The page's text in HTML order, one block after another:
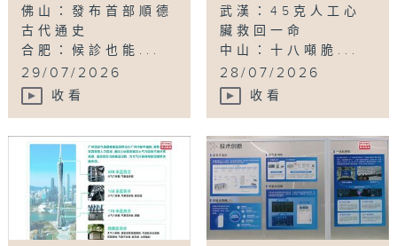
佛山：發布首部順德
古代通史
合肥：候診也能...
29/07/2026
收看
武漢：45克人工心
臟救回一命
中山：十八噸脆...
28/07/2026
收看